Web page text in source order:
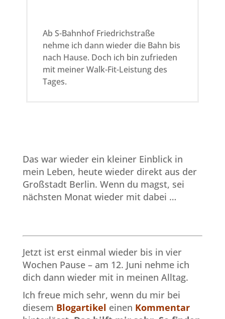
Ab S-Bahnhof Friedrichstraße
nehme ich dann wieder die Bahn bis
nach Hause. Doch ich bin zufrieden
mit meiner Walk-Fit-Leistung des
Tages.
Das war wieder ein kleiner Einblick in
mein Leben, heute wieder direkt aus der
Großstadt Berlin. Wenn du magst, sei
nächsten Monat wieder mit dabei …
Jetzt ist erst einmal wieder bis in vier
Wochen Pause – am 12. Juni nehme ich
dich dann wieder mit in meinen Alltag.
Ich freue mich sehr, wenn du mir bei
diesem Blogartikel einen Kommentar